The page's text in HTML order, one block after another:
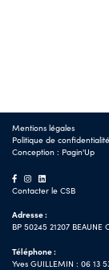
Mentions légales
Politique de confidentialité
Conception : Pagin'Up
Contacter le CSB
Adresse :
BP 50245 21207 BEAUNE
Téléphone :
Yves GUILLEMIN : 06 13